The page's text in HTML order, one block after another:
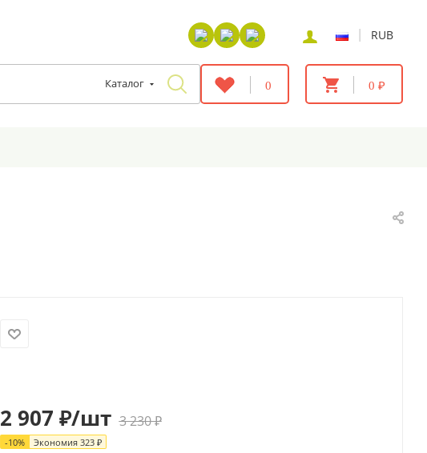
| RUB
Каталог 0 0 ₽
2 907 ₽/шт 3 230₽
-10% Экономия 323₽